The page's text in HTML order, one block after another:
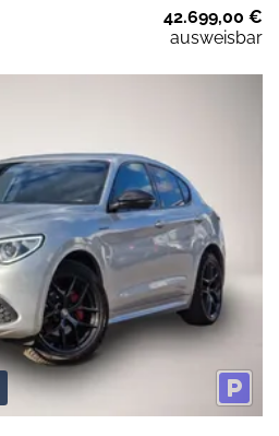
42.699,00 €
ausweisbar